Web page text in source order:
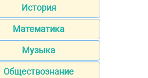
История
Математика
Музыка
Обществознание